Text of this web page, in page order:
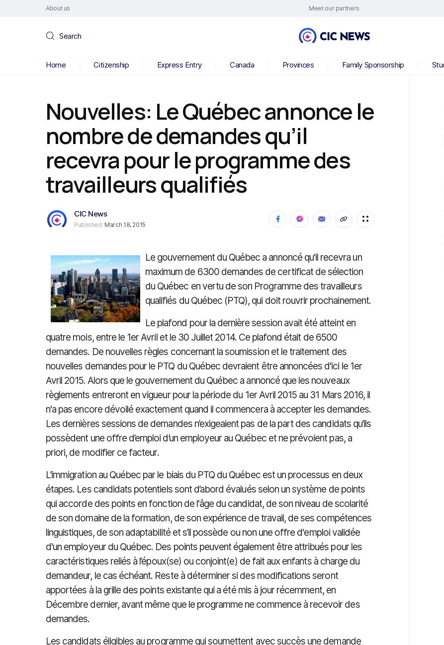
About us Meet our partners
Search
Home Citizenship Express Entry Canada Provinces Family Sponsorship
Nouvelles: Le Québec annonce le
nombre de demandes qu’il
recevra pour le programme des
travailleurs qualifiés
CIC News
Published: March 18, 2015
Le gouvernement du Québec a annoncé qu'il recevra un
maximum de 6300 demandes de certificat de sélection
du Québec en vertu de son Programme des travailleurs
qualifiés du Québec (PTQ), qui doit rouvrir prochainement.
Le plafond pour la dernière session avait été atteint en
quatre mois, entre le 1er Avril et le 30 Juillet 2014. Ce plafond était de 6500
demandes. De nouvelles règles concernant la soumission et le traitement des
nouvelles demandes pour le PTQ du Québec devraient être annoncées d'ici le 1er
Avril 2015. Alors que le gouvernement du Québec a annoncé que les nouveaux
règlements entreront en vigueur pour la période du 1er Avril 2015 au 31 Mars 2016, il
n'a pas encore dévoilé exactement quand il commencera à accepter les demandes.
Les dernières sessions de demandes n’exigeaient pas de la part des candidats qu’ils
possèdent une offre d’emploi d’un employeur au Québec et ne prévoient pas, a
priori, de modifier ce facteur.
L’immigration au Québec par le biais du PTQ du Québec est un processus en deux
étapes. Les candidats potentiels sont d’abord évalués selon un système de points
qui accorde des points en fonction de l'âge du candidat, de son niveau de scolarité
de son domaine de la formation, de son expérience de travail, de ses compétences
linguistiques, de son adaptabilité et s’il possède ou non une offre d'emploi validée
d'un employeur du Québec. Des points peuvent également être attribués pour les
caractéristiques reliés à l’époux(se) ou conjoint(e) de fait aux enfants à charge du
demandeur, le cas échéant. Reste à déterminer si des modifications seront
apportées à la grille des points existante qui a été mis à jour récemment, en
Décembre dernier, avant même que le programme ne commence à recevoir des
demandes.
Les candidats éligibles au programme qui soumettent avec succès une demande